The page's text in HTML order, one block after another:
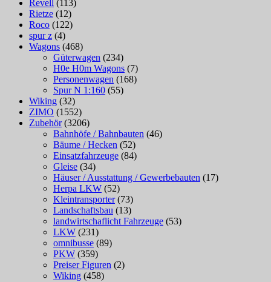
Revell (113)
Rietze (12)
Roco (122)
spur z (4)
Wagons (468)
Güterwagen (234)
H0e H0m Wagons (7)
Personenwagen (168)
Spur N 1:160 (55)
Wiking (32)
ZIMO (1552)
Zubehör (3206)
Bahnhöfe / Bahnbauten (46)
Bäume / Hecken (52)
Einsatzfahrzeuge (84)
Gleise (34)
Häuser / Ausstattung / Gewerbebauten (17)
Herpa LKW (52)
Kleintransporter (73)
Landschaftsbau (13)
landwirtschaflicht Fahrzeuge (53)
LKW (231)
omnibusse (89)
PKW (359)
Preiser Figuren (2)
Wiking (458)